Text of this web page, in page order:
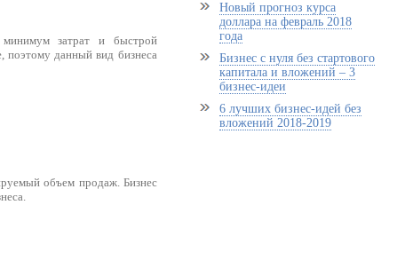
минимум затрат и быстрой
поэтому данный вид бизнеса
объем продаж. Бизнес
Новый прогноз курса
доллара на февраль 2018
года
Бизнес с нуля без стартового
капитала и вложений – 3
бизнес-идеи
6 лучших бизнес-идей без
вложений 2018-2019